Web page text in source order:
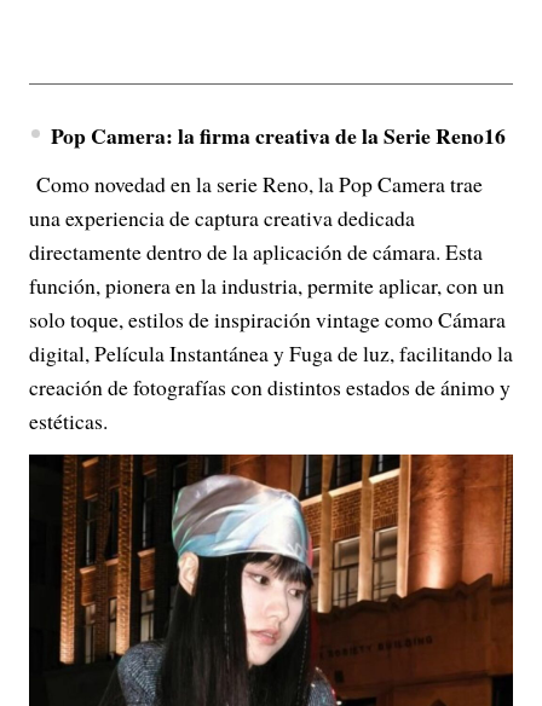
Pop Camera: la firma creativa de la Serie Reno16
Como novedad en la serie Reno, la Pop Camera trae
una experiencia de captura creativa dedicada
directamente dentro de la aplicación de cámara. Esta
función, pionera en la industria, permite aplicar, con un
solo toque, estilos de inspiración vintage como Cámara
digital, Película Instantánea y Fuga de luz, facilitando la
creación de fotografías con distintos estados de ánimo y
estéticas.